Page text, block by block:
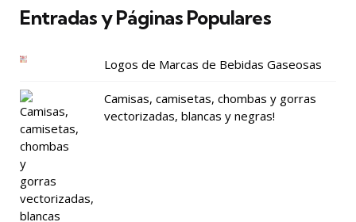
Entradas y Páginas Populares
Logos de Marcas de Bebidas Gaseosas
Camisas, camisetas, chombas y gorras
vectorizadas, blancas y negras!